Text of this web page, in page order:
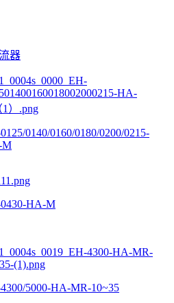
器
0140/0160/0180/0200/0215-
M
HA-M
5000-HA-MR-10~35